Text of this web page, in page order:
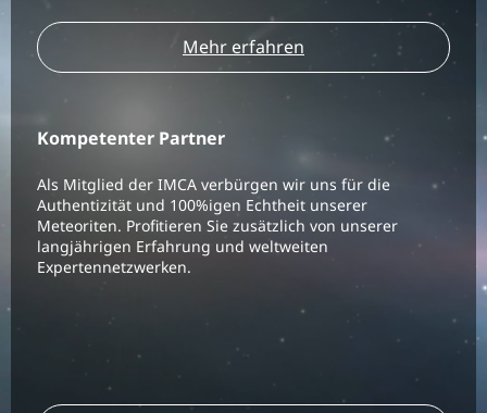
Mehr erfahren
Kompetenter Partner
Als Mitglied der IMCA verbürgen wir uns für die
Authentizität und 100%igen Echtheit unserer
Meteoriten. Profitieren Sie zusätzlich von unserer
langjährigen Erfahrung und weltweiten
Expertennetzwerken.